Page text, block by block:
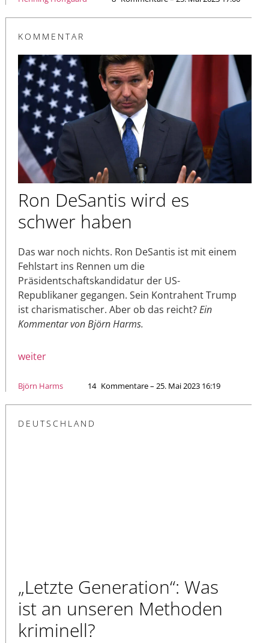
KOMMENTAR
Ron DeSantis wird es
schwer haben
Das war noch nichts. Ron DeSantis ist mit einem
Fehlstart ins Rennen um die
Präsidentschaftskandidatur der US-
Republikaner gegangen. Sein Kontrahent Trump
ist charismatischer. Aber ob das reicht?Ein
Kommentar von Björn Harms.
weiter
Björn Harms 14 Kommentare – 25. Mai 2023 16:19
DEUTSCHLAND
„Letzte Generation“: Was
ist an unseren Methoden
kriminell?